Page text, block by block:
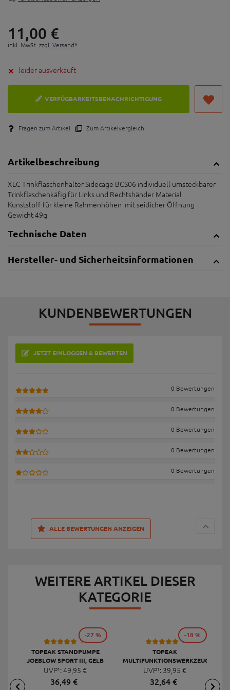
11,00 €
inkl. MwSt. zzgl. Versand*
leider ausverkauft
VERFÜGBARKEITSBENACHRICHTIGUNG
Fragen zum Artikel Zum Artikelvergleich
Artikelbeschreibung
XLC Trinkflaschenhalter Sidecage BCS06 individuell umsteckbarer
Trinkflaschenkäfig für Links und Rechtshänder Material
Kunststoff für kleine Rahmenhöhen mit seitlicher Öffnung
Gewicht 49g
Technische Daten
Hersteller- und Sicherheitsinformationen
KUNDENBEWERTUNGEN
JETZT EINLOGGEN & BEWERTEN
0 Bewertungen
0 Bewertungen
0 Bewertungen
0 Bewertungen
0 Bewertungen
ALLE BEWERTUNGEN ANZEIGEN
WEITERE ARTIKEL DIESER
KATEGORIE
53
TOPEAK STANDPUMPE
JOEBLOW SPORT III, GELB
UVP¹:49,95 €
36,49€
-27 %
9
TOPEAK
MULTIFUNKTIONSWERKZEUG
MINI 20 PRO
UVP¹: 39,95 €
32,64€
-18 %